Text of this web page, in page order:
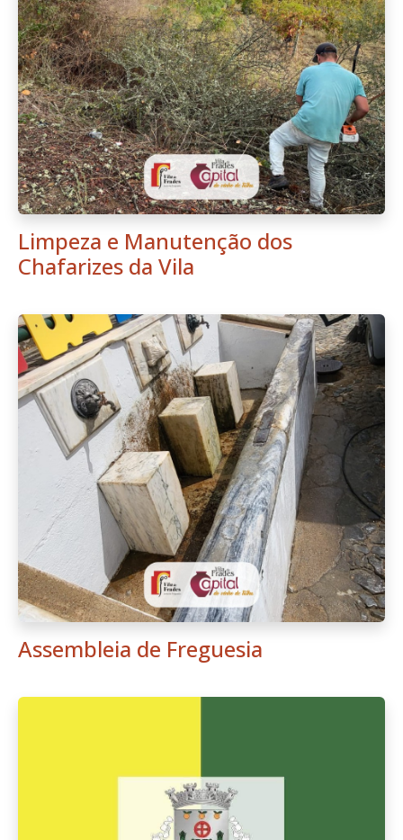
Limpeza e Manutenção dos
Chafarizes da Vila
Assembleia de Freguesia